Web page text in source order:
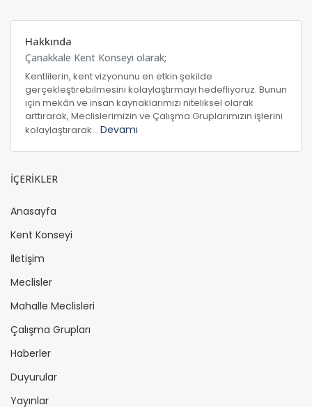
Hakkında
Çanakkale Kent Konseyi olarak;
Kentlilerin, kent vizyonunu en etkin şekilde
gerçekleştirebilmesini kolaylaştırmayı hedefliyoruz. Bunun
için mekân ve insan kaynaklarımızı niteliksel olarak
arttırarak, Meclislerimizin ve Çalışma Gruplarımızın işlerini
kolaylaştırarak... Devamı
İÇERİKLER
Anasayfa
Kent Konseyi
İletişim
Meclisler
Mahalle Meclisleri
Çalışma Grupları
Haberler
Duyurular
Yayınlar